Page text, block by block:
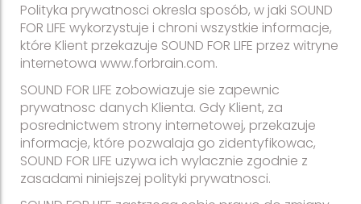
Polityka prywatnosci okresla sposób, w jaki SOUND
FOR LIFE wykorzystuje i chroni wszystkie informacje,
które Klient przekazuje SOUND FOR LIFE przez witryne
internetowa www.forbrain.com.
SOUND FOR LIFE zobowiazuje sie zapewnic
prywatnosc danych Klienta. Gdy Klient, za
posrednictwem strony internetowej, przekazuje
informacje, które pozwalaja go zidentyfikowac,
SOUND FOR LIFE uzywa ich wylacznie zgodnie z
zasadami niniejszej polityki prywatnosci.